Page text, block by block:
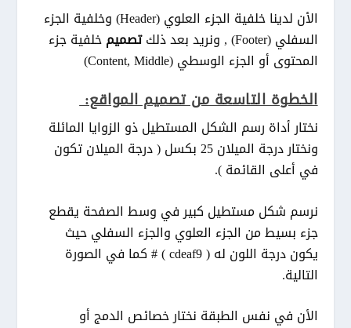
الأن لدينا خلفية الجزء العلوي (Header) وخلفية الجزء
السفلي (Footer) , ونريد بعد ذلك
تصميمخلفية جزء
المحتوى أو الجزء الوسطي (Content, Middle)
الخطوة التاسعة من تصميم المواقع:
نختار أداة رسم الشكل المستطيل ذو الزوايا المائلة
ونختار درجة الميلان 25 بكسل ( درجة الميلان تكون
في أعلى القائمة ).
نرسم شكل مستطيل كبير في وسط الصفحة يقطع
جزء بسيط من الجزء العلوي والجزء السفلي حيث
يكون درجة اللون له ( cdeaf9 ) # كما في الصورة
التالية.
الأن في نفس الطبقة نختار خصائص الدمج أو